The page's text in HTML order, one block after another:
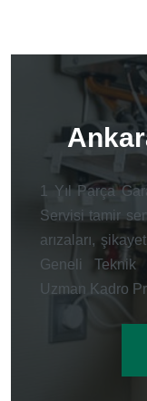
1 Yıl Parça
Servisi tamir
arızaları,
Geneli Teknik
Uzman Kadro